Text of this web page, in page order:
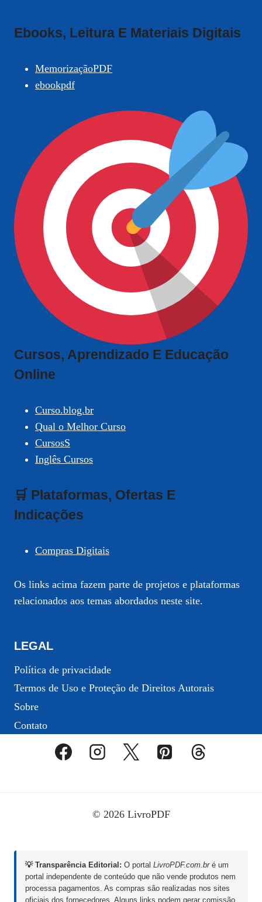
Ebooks, Leitura E Materiais Digitais
MemorizaçãoPDF
ebookpdf
Cursos, Aprendizado E Educação
Online
Curso.blog.br
Qual o Melhor Curso
CursosS
Inglês Cursos
🛒 Plataformas, Ofertas E
Indicações
Compras Digitais
Os links acima fazem parte de projetos e plataformas
relacionados aos temas abordados neste site.
LEGAL
Política de privacidade
Termos de Uso e Proteção de Direitos Autorais
Sobre
Contato
© 2026 LivroPDF
💡 Transparência Editorial: O portal LivroPDF.com.bré um
portal independente de conteúdo que não vende produtos nem
processa pagamentos. As compras são realizadas nos sites
oficiais dos fornecedores. Alguns links podem gerar comissão